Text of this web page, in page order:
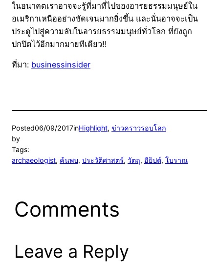
ในอนาคตเราอาจจะรู้ที่มาที่ไปของอารยธรรมมนุษย์ใน
อเมริกาเหนืออย่างชัดเจนมากยิ่งขึ้น และนั่นอาจจะเป็น
ประตูไปสู่ความลับในอารยธรรมมนุษย์ทั่วโลก ที่ยังถูก
ปกปิดไว้อีกมากมายทีเดียว!!
ที่มา: businessinsider
Posted06/09/2017inHighlight, ข่าวคราวรอบโลก
by
Tags:
archaeologist, ค้นพบ, ประวัติศาสตร์, วัตถุ, อียิปต์, โบราณ
Comments
Leave a Reply